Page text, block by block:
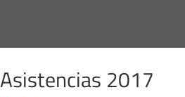
Asistencias 2017